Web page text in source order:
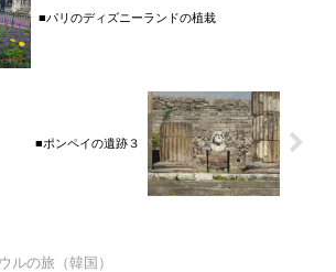
■パリのディズニーランドの植栽
■ポンペイの遺跡３
ルの旅（韓国）